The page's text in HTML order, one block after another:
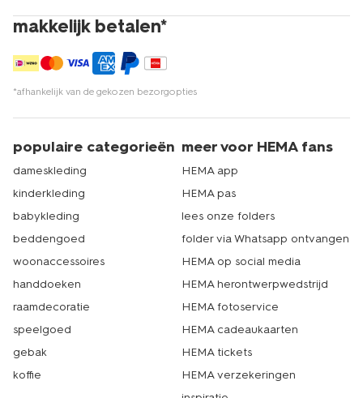
makkelijk betalen*
*afhankelijk van de gekozen bezorgopties
populaire categorieën
dameskleding
kinderkleding
babykleding
beddengoed
woonaccessoires
handdoeken
raamdecoratie
speelgoed
gebak
koffie
meer voor HEMA fans
HEMA app
HEMA pas
lees onze folders
folder via Whatsapp ontvangen
HEMA op social media
HEMA herontwerpwedstrijd
HEMA fotoservice
HEMA cadeaukaarten
HEMA tickets
HEMA verzekeringen